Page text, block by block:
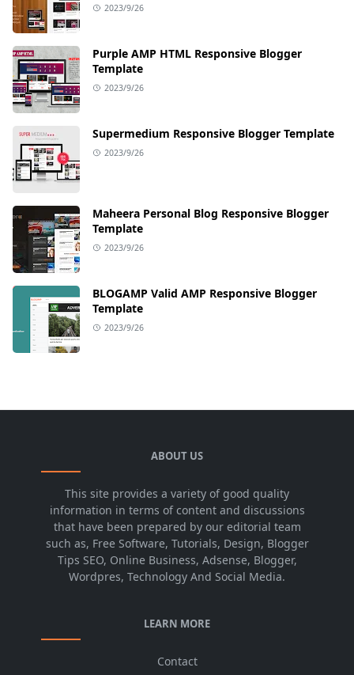
2023/9/26
Purple AMP HTML Responsive Blogger
Template
2023/9/26
Supermedium Responsive Blogger Template
2023/9/26
Maheera Personal Blog Responsive Blogger
Template
2023/9/26
BLOGAMP Valid AMP Responsive Blogger
Template
2023/9/26
ABOUT US
This site provides a variety of good quality
information in terms of content and discussions
that have been prepared by our editorial team
such as, Free Software, Tutorials, Design, Blogger
Tips SEO, Online Business, Adsense, Blogger,
Wordpres, Technology And Social Media.
LEARN MORE
Contact